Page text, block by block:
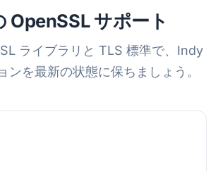
OpenSSL サポート
ライブラリと TLS 標準で、Indy
ンを最新の状態に保ちましょう。